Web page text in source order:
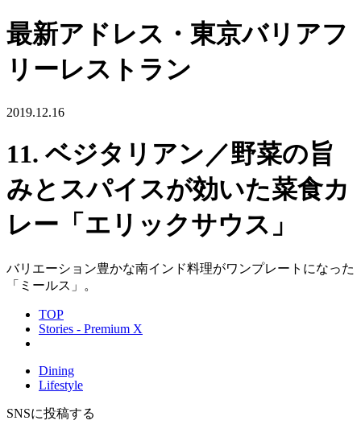
最新アドレス・東京バリアフ
リーレストラン
2019.12.16
11. ベジタリアン／野菜の旨
みとスパイスが効いた菜食カ
レー「エリックサウス」
バリエーション豊かな南インド料理がワンプレートになった
「ミールス」。
TOP
Stories - Premium X
Dining
Lifestyle
SNSに投稿する